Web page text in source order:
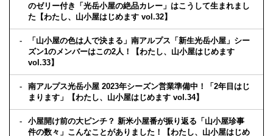
のゼリー付き「光岳小屋の絶品カレー」はこうして生まれまし
た【わたし、山小屋はじめます vol.32】
「山小屋の色は人で決まる」南アルプス「新生光岳小屋」シー
ズン1のメンバーはこの2人！【わたし、山小屋はじめます
vol.33】
南アルプス光岳小屋 2023年シーズン営業準備中！「2年目はじ
まります」【わたし、山小屋はじめます vol.34】
小屋開け前の大ピンチ？ 新米小屋番が振り返る「山小屋珍事
件の数々」こんなことがありました！【わたし、山小屋はじめ